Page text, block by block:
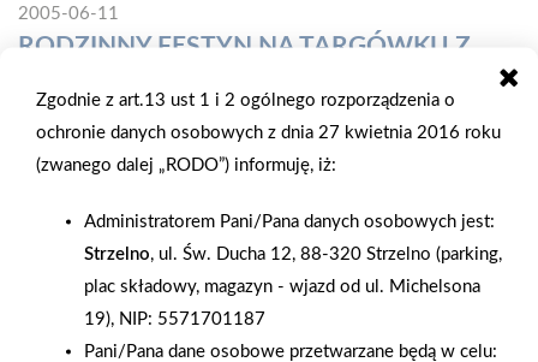
2005-06-11
RODZINNY FESTYN NA TARGÓWKU Z
Już po raz trzeci firma PSB KWAPISZ zorganizowała rodzinny
festyn na Targówku, której głównym sponsorem była firma
Knauf, a sponsorem wspomagającym Lafarge Gips. W niedzielę
12 czerwca 2005 r. na stadionie Targówka, liczne atrakcje
przygotowane przez organizatora przyciągnęły tłumy. Wśród
wielu atrakcji na uwagę zasługiwały szczególnie: występy
cheerliderek oraz mistrzowskiej pary tanecznej w tańcu
Zgodnie z art.13 ust 1 i 2 ogólnego rozporządzenia o
ochronie danych osobowych z dnia 27 kwietnia 2016 roku
(zwanego dalej „RODO”) informuję, iż:
Administratorem Pani/Pana danych osobowych jest:
Strzelno, ul. Św. Ducha 12, 88-320 Strzelno (parking,
plac składowy, magazyn - wjazd od ul. Michelsona
19), NIP: 5571701187
Pani/Pana dane osobowe przetwarzane będą w celu: